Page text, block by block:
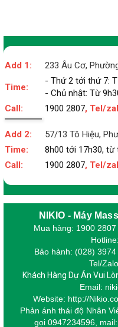
Add 1: 233 Âu Cơ,
Time:
- Thứ 2 tới thứ 7:
- Chủ nhật: Từ
Call:
1900 2807, Tel/
Add 2:
57/13 Tô Hiệu,
Time:
8h00 tới 17h30,
Call:
1900 2807, Tel/
NIKIO - Máy
Mua hàng: 1900
Bảo hành: (028)
Tel/
Khách Hàng Dự Án Vui
Email:
Website: http://
Phản ánh thái độ Nhân
gọi 0947234596, m